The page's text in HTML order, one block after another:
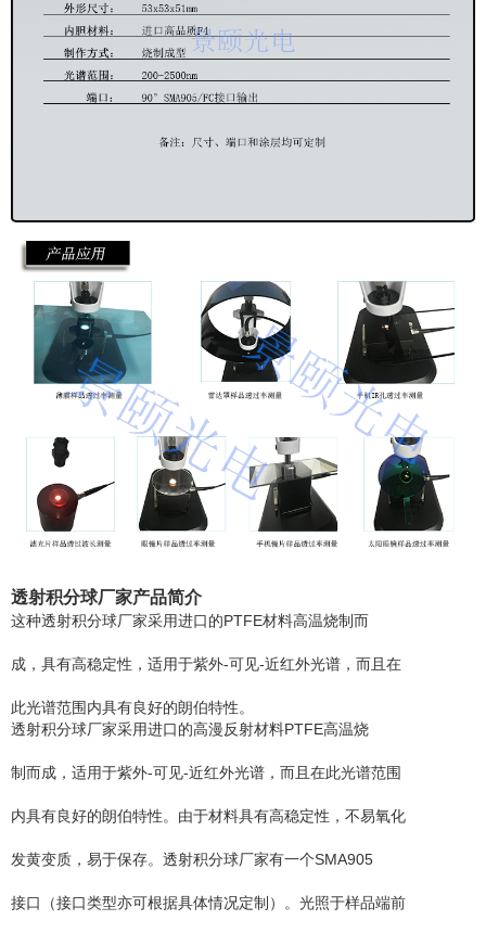
透射积分球厂家产品简介
这种透射积分球厂家采用进口的PTFE材料高温烧制而
成，具有高稳定性，适用于紫外-可见-近红外光谱，而且在
此光谱范围内具有良好的朗伯特性。
透射积分球厂家采用进口的高漫反射材料PTFE高温烧
制而成，适用于紫外-可见-近红外光谱，而且在此光谱范围
内具有良好的朗伯特性。由于材料具有高稳定性，不易氧化
发黄变质，易于保存。透射积分球厂家有一个SMA905
接口（接口类型亦可根据具体情况定制）。光照于样品端前